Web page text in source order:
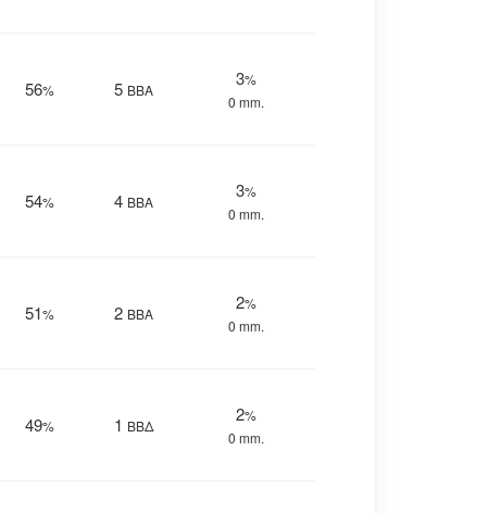
56% 5 ΒΒΑ
3%
0 mm.
54% 4 ΒΒΑ
3%
0 mm.
51% 2 ΒΒΑ
2%
0 mm.
49% 1 ΒΒΔ
2%
0 mm.